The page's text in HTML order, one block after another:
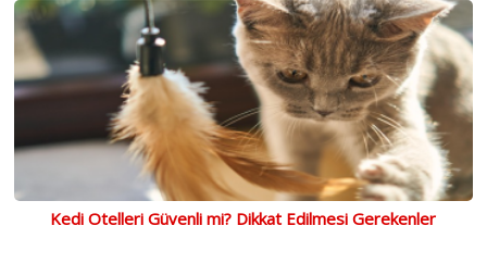
Kedi Otelleri Güvenli mi? Dikkat Edilmesi Gerekenler